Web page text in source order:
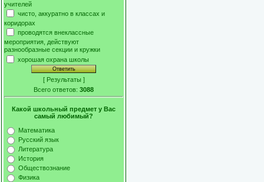
учителей
чисто, аккуратно в классах и
коридорах
проводятся внеклассные
мероприятия, действуют
разнообразные секции и кружки
хорошая охрана школы
[ Результаты ]
Всего ответов: 3088
Какой школьный предмет у Вас
самый любимый?
Математика
Русский язык
Литература
История
Обществознание
Физика